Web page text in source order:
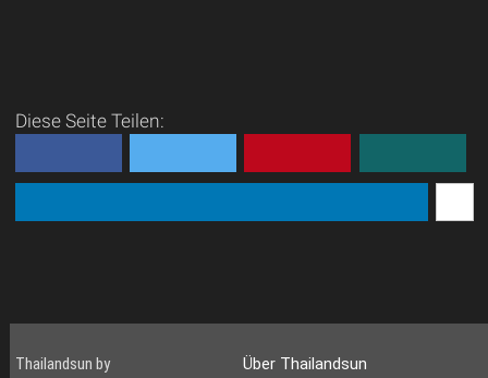
Diese Seite Teilen:
Thailandsun by
Über Thailandsun